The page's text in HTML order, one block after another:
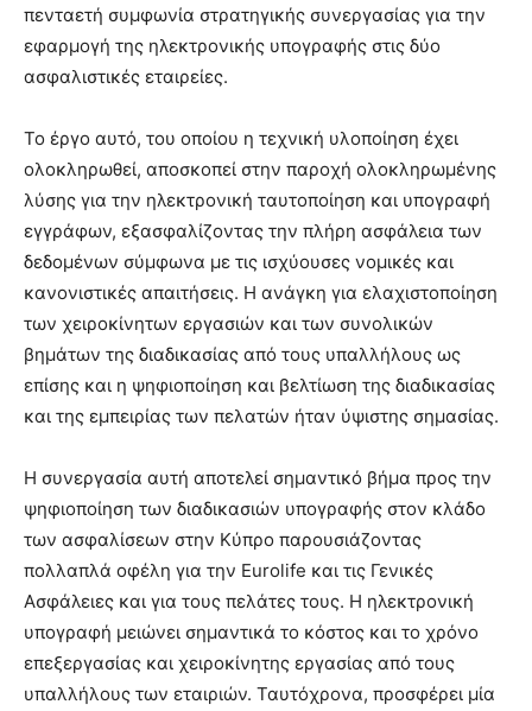
πενταετή συμφωνία στρατηγικής συνεργασίας για την
εφαρμογή της ηλεκτρονικής υπογραφής στις δύο
ασφαλιστικές εταιρείες.
Το έργο αυτό, του οποίου η τεχνική υλοποίηση έχει
ολοκληρωθεί, αποσκοπεί στην παροχή ολοκληρωμένης
λύσης για την ηλεκτρονική ταυτοποίηση και υπογραφή
εγγράφων, εξασφαλίζοντας την πλήρη ασφάλεια των
δεδομένων σύμφωνα με τις ισχύουσες νομικές και
κανονιστικές απαιτήσεις. Η ανάγκη για ελαχιστοποίηση
των χειροκίνητων εργασιών και των συνολικών
βημάτων της διαδικασίας από τους υπαλλήλους ως
επίσης και η ψηφιοποίηση και βελτίωση της διαδικασίας
και της εμπειρίας των πελατών ήταν ύψιστης σημασίας.
Η συνεργασία αυτή αποτελεί σημαντικό βήμα προς την
ψηφιοποίηση των διαδικασιών υπογραφής στον κλάδο
των ασφαλίσεων στην Κύπρο παρουσιάζοντας
πολλαπλά οφέλη για την Eurolife και τις Γενικές
Ασφάλειες και για τους πελάτες τους. H ηλεκτρονική
υπογραφή μειώνει σημαντικά το κόστος και το χρόνο
επεξεργασίας και χειροκίνητης εργασίας από τους
υπαλλήλους των εταιριών. Ταυτόχρονα, προσφέρει μία